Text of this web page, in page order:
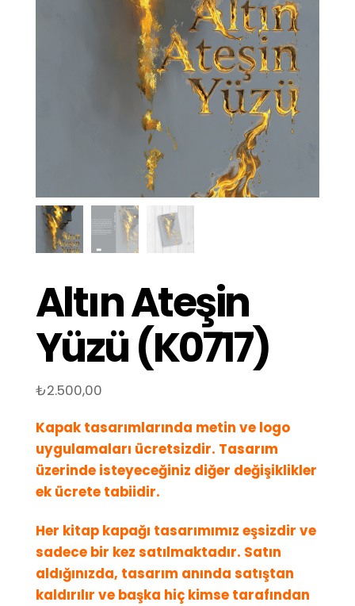
Altın Ateşin
Yüzü (K0717)
₺2.500,00
Kapak tasarımlarında metin ve logo
uygulamaları ücretsizdir. Tasarım
üzerinde isteyeceğiniz diğer değişiklikler
ek ücrete tabiidir.
Her kitap kapağı tasarımımız eşsizdir ve
sadece bir kez satılmaktadır. Satın
aldığınızda, tasarım anında satıştan
kaldırılır ve başka hiç kimse tarafından